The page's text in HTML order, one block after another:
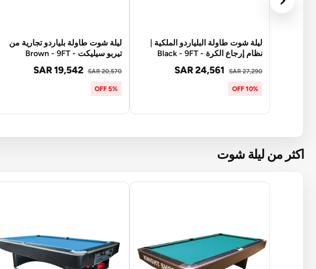
ليلة شوت طاولة البلياردو الملكية |
نظام إرجاع الكرة - Black - 9FT
SAR 24,561 SAR 27,290
10% OFF
ليلة شوت طاولة بلياردو تجارية من
تيربو سيليكت - Brown - 9FT
SAR 19,542 SAR 20,570
5% OFF
اكثر من ليلة شوت